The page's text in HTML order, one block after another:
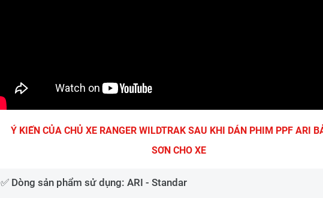
Ý KIẾN CỦA CHỦ XE RANGER WILDTRAK SAU KHI DÁN PHIM PPF ARI
SƠN CHO XE
✅ Dòng sản phẩm sử dụng: ARI - Standar